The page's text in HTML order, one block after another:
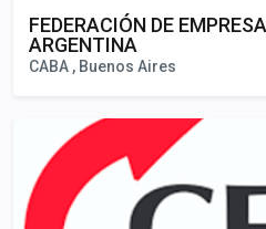
FEDERACIÓN DE
ARGENTINA
CABA , Buenos Aires